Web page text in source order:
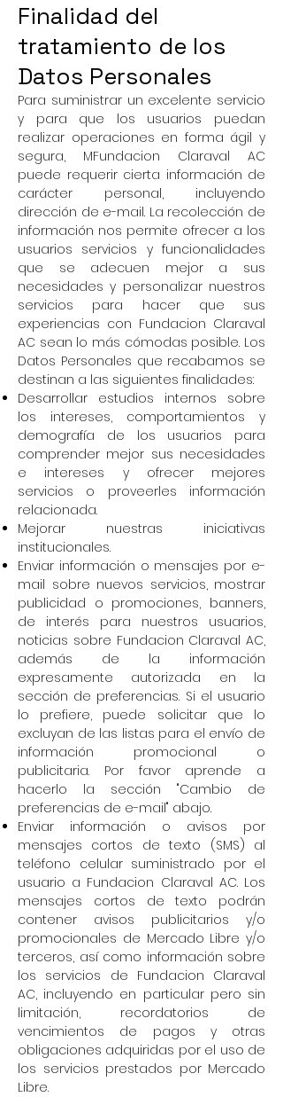
Finalidad del
tratamiento de los
Datos Personales
Para suministrar un excelente servicio
y para que los usuarios puedan
realizar operaciones en forma ágil y
segura, MFundacion Claraval AC
puede requerir cierta información de
carácter personal, incluyendo
dirección de e-mail. La recolección de
información nos permite ofrecer a los
usuarios servicios y funcionalidades
que se adecuen mejor a sus
necesidades y personalizar nuestros
servicios para hacer que sus
experiencias con Fundacion Claraval
AC sean lo más cómodas posible. Los
Datos Personales que recabamos se
destinan a las siguientes finalidades:
Desarrollar estudios internos sobre
los intereses, comportamientos y
demografía de los usuarios para
comprender mejor sus necesidades
e intereses y ofrecer mejores
servicios o proveerles información
relacionada.
Mejorar nuestras iniciativas
institucionales.
Enviar información o mensajes por e-
mail sobre nuevos servicios, mostrar
publicidad o promociones, banners,
de interés para nuestros usuarios,
noticias sobre Fundacion Claraval AC,
además de la información
expresamente autorizada en la
sección de preferencias. Si el usuario
lo prefiere, puede solicitar que lo
excluyan de las listas para el envío de
información promocional o
publicitaria. Por favor aprende a
hacerlo la sección "Cambio de
preferencias de e-mail" abajo.
Enviar información o avisos por
mensajes cortos de texto (SMS) al
teléfono celular suministrado por el
usuario a Fundacion Claraval AC. Los
mensajes cortos de texto podrán
contener avisos publicitarios y/o
promocionales de Mercado Libre y/o
terceros, así como información sobre
los servicios de Fundacion Claraval
AC, incluyendo en particular pero sin
limitación, recordatorios de
vencimientos de pagos y otras
obligaciones adquiridas por el uso de
los servicios prestados por Mercado
Libre.